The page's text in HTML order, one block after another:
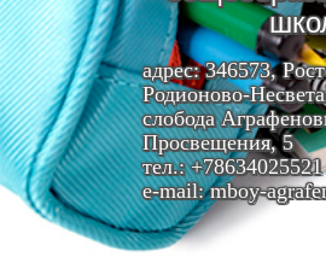
адрес: 346573,
Родионово-
слобода
Просвещения, 5
тел.: +78634025521
e-mail: mboy-